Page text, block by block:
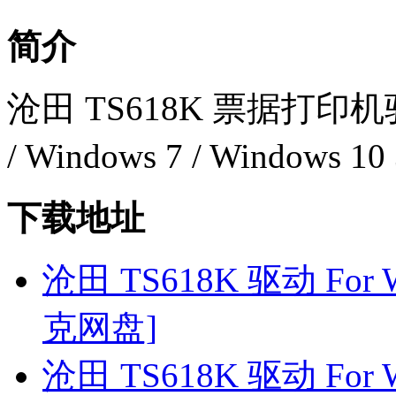
简介
沧田 TS618K 票据打印
/ Windows 7 / Windows
下载地址
沧田 TS618K 驱动 For
克网盘]
沧田 TS618K 驱动 For